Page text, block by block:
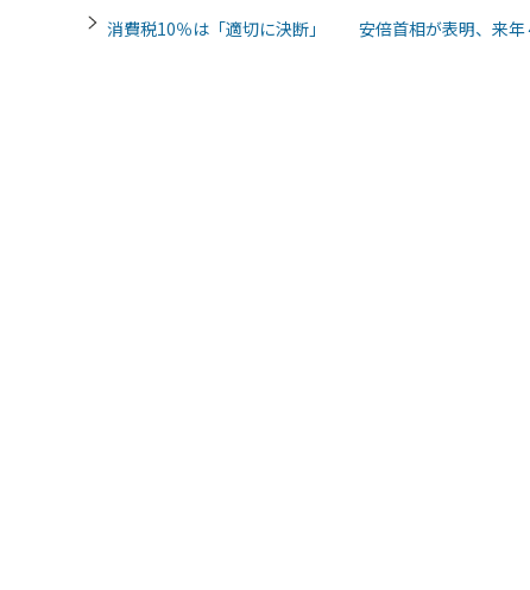
消費税10％は「適切に決断」 安倍首相が表明、来年